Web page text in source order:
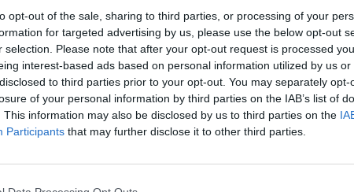
opt-out of the sale, sharing to third parties, or processing of your
for targeted advertising by us, please use the below opt-out
selection. Please note that after your opt-out request is processed
interest-based ads based on personal information utilized by us or
to third parties prior to your opt-out. You may separately opt-
of your personal information by third parties on the IAB’s list of
This information may also be disclosed by us to third parties on the
Participants that may further disclose it to other third parties.
et de Victoria ont montré que deux
suffisent à perturber les fonctions cognitives.
et des capacités de réflexion. Même
avoir des effets durables sur la santé mentale et
irréversibles